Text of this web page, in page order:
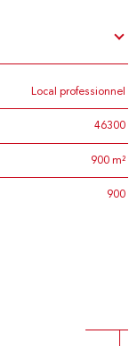
Local professionnel
46300
900 m²
900